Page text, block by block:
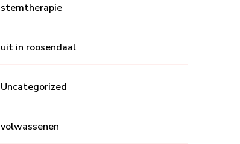
stemtherapie
uit in roosendaal
Uncategorized
volwassenen